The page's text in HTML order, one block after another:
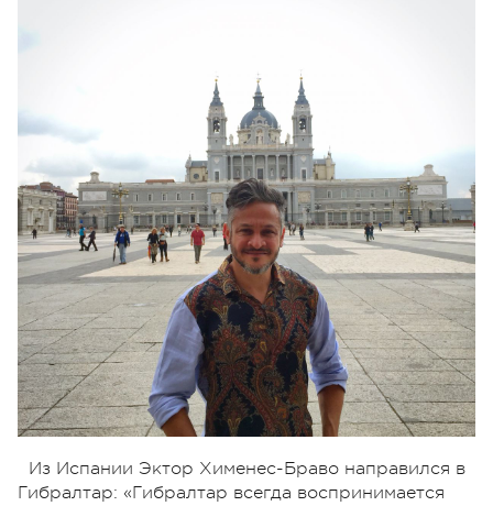
Из Испании Эктор Хименес-Браво направился в
Гибралтар: «Гибралтар всегда воспринимается